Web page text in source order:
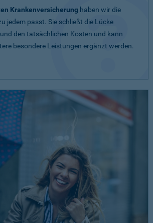
Krankenversicherung haben wir die
jedem passt. Sie schließt die Lücke
den tatsächlichen Kosten und kann
besondere Leistungen ergänzt werden.